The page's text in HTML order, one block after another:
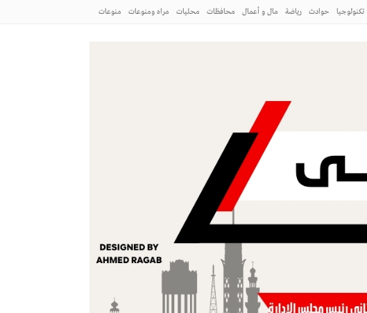
تكنولوجيا حوادث رياضة مال و أعمال محافظات محليات مراه ومنوعات منوعات